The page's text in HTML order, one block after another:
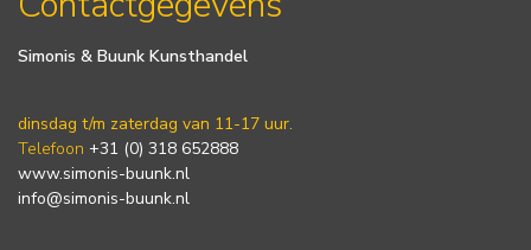
Simonis & Buunk Kunsthandel
dinsdag t/m zaterdag van 11-17 uur.
Telefoon +31 (0) 318 652888
www.simonis-buunk.nl
info@simonis-buunk.nl